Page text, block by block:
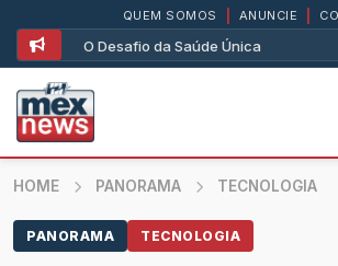
O Desafio da Saúde Única
QUEM SOMOS ANUNCIE
HOME PANORAMA TECNOLOGIA
PANORAMA TECNOLOGIA